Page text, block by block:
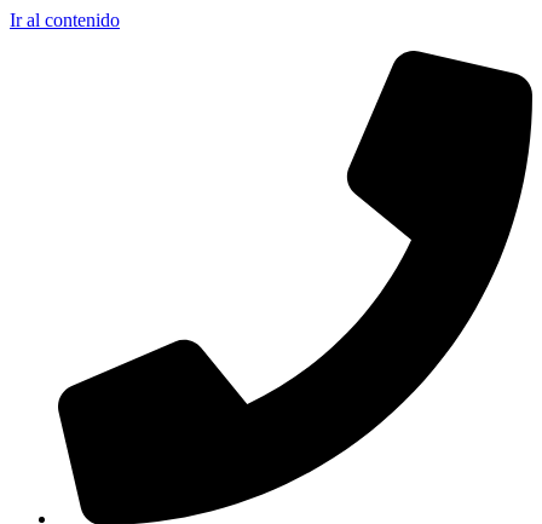
Ir al contenido